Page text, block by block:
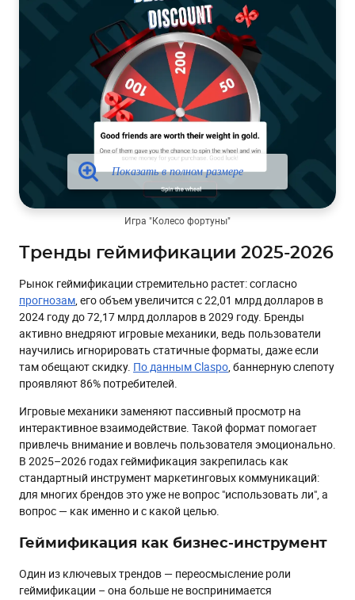
Игра "Колесо фортуны"
Тренды геймификации 2025-2026
Рынок геймификации стремительно растет: согласно
прогнозам, его объем увеличится с 22,01 млрд долларов в
2024 году до 72,17 млрд долларов в 2029 году. Бренды
активно внедряют игровые механики, ведь пользователи
научились игнорировать статичные форматы, даже если
там обещают скидку. По данным Claspo, баннерную слепоту
проявляют 86% потребителей.
Игровые механики заменяют пассивный просмотр на
интерактивное взаимодействие. Такой формат помогает
привлечь внимание и вовлечь пользователя эмоционально.
В 2025–2026 годах геймификация закрепилась как
стандартный инструмент маркетинговых коммуникаций:
для многих брендов это уже не вопрос "использовать ли", а
вопрос — как именно и с какой целью.
Геймификация как бизнес-инструмент
Один из ключевых трендов — переосмысление роли
геймификации – она больше не воспринимается